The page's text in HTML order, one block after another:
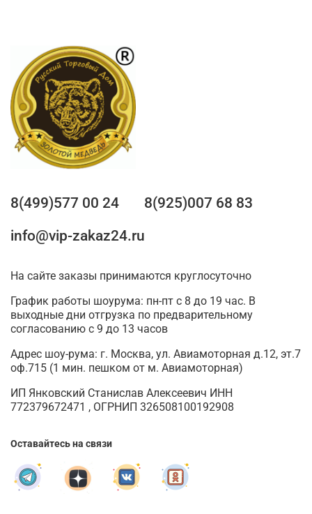
8(499)577 00 24
8(925)007 68 83
info@vip-zakaz24.ru
На сайте заказы принимаются круглосуточно
График работы шоурума: пн-пт с 8 до 19 час. В
выходные дни отгрузка по предварительному
согласованию с 9 до 13 часов
Адрес шоу-рума: г. Москва, ул. Авиамоторная д.12, эт.7
оф.715 (1 мин. пешком от м. Авиамоторная)
ИП Янковский Станислав Алексеевич ИНН
772379672471 , ОГРНИП 326508100192908
Оставайтесь на связи